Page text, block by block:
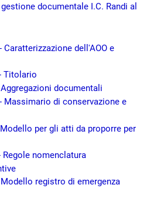
documentale I.C. Randi al
Caratterizzazione dell'AOO e
Titolario
documentali
Massimario di conservazione e
per gli atti da proporre per
Regole nomenclatura
registro di emergenza